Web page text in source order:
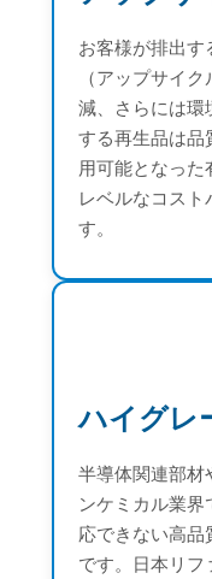
お客様が排出
（アップサイ
減、さらには環
する再生品は品
用可能となっ
レベルなコス
す。
ハイグレ
半導体関連部材
ンケミカル業
応できない高品
です。日本リ